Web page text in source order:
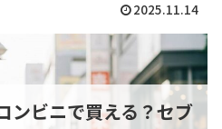
2025.11.14
ンビニで買える？セブ